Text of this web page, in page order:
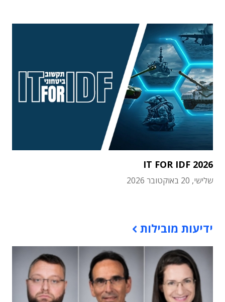
IT FOR IDF 2026
שלישי, 20 באוקטובר 2026
ידיעות מובילות